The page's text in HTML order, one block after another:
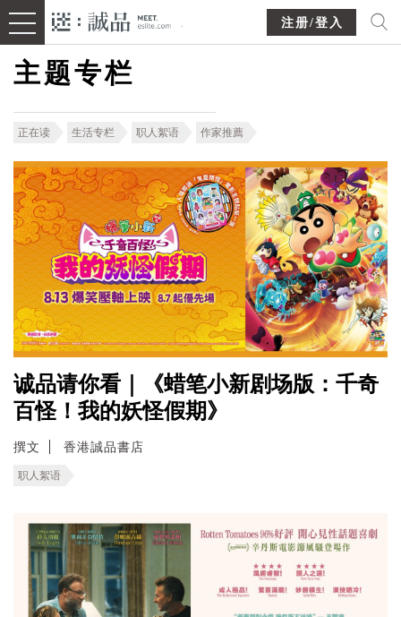
注册/登入
主题专栏
正在读 生活专栏 职人絮语 作家推薦
诚品请你看｜《蜡笔小新剧场版：千奇
百怪！我的妖怪假期》
撰文 香港誠品書店
职人絮语